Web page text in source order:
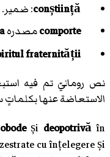
conștiință: ضمير.
comporteمصدره
fraternității
نص رومانيّ تم فيه
الاستعاضة عنها بكلماتٍ
și deopotrivăîn
cu înțelegere și